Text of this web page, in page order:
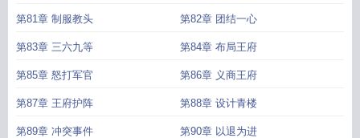
第81章 制服教头 第82章 团结一心
第83章 三六九等 第84章 布局王府
第85章 怒打军官 第86章 义商王府
第87章 王府护阵 第88章 设计青楼
第89章 冲突事件 第90章 以退为进